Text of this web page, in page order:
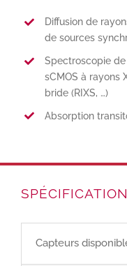
Diffusion de
de sources
Spectroscopie de
sCMOS à rayons
bride (RIXS, …)
Absorption
Capteurs